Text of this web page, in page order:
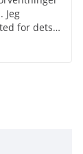
Jeg
for dets